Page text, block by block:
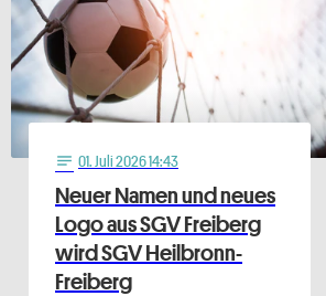
notes 01. Juli 2026 14:43
Neuer Namen und neues
Logo aus SGV Freiberg
wird SGV Heilbronn-
Freiberg